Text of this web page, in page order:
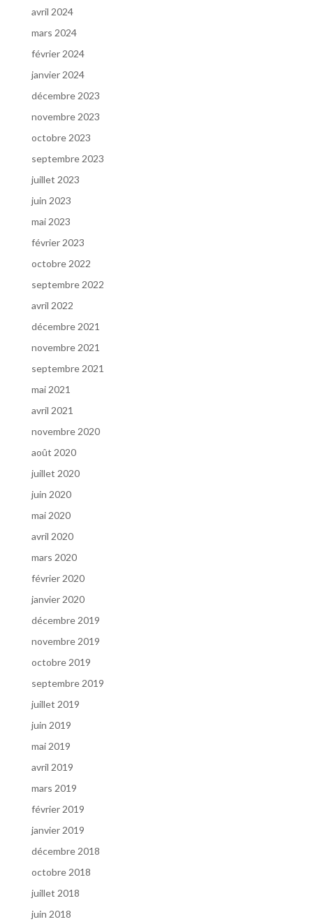
avril 2024
mars 2024
février 2024
janvier 2024
décembre 2023
novembre 2023
octobre 2023
septembre 2023
juillet 2023
juin 2023
mai 2023
février 2023
octobre 2022
septembre 2022
avril 2022
décembre 2021
novembre 2021
septembre 2021
mai 2021
avril 2021
novembre 2020
août 2020
juillet 2020
juin 2020
mai 2020
avril 2020
mars 2020
février 2020
janvier 2020
décembre 2019
novembre 2019
octobre 2019
septembre 2019
juillet 2019
juin 2019
mai 2019
avril 2019
mars 2019
février 2019
janvier 2019
décembre 2018
octobre 2018
juillet 2018
juin 2018